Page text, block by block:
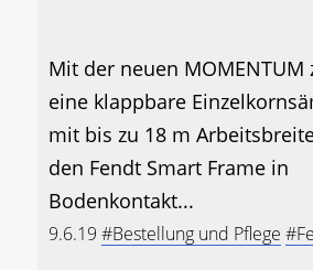
Mit der neuen MOMENTUM
eine klappbare
mit bis zu 18 m
den Fendt Smart Frame in
Bodenkontakt...
9.6.19 #Bestellung und Pflege